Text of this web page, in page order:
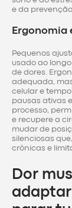
e da
Ergonomia
Pequenos
usado ao
de dores.
adequada,
celular e
pausas ativas
processo,
e recupere a
mudar de
silenciosas
crônicas e
Dor